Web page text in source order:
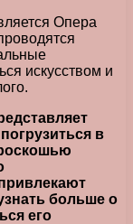
Опера
искусством и
в
больше о
его